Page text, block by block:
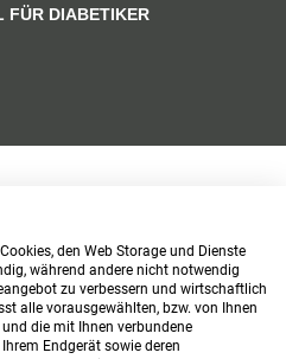
FÜR DIABETIKER
den Web Storage und Dienste
während andere nicht notwendig
zu verbessern und wirtschaftlich
alle vorausgewählten, bzw. von Ihnen
die mit Ihnen verbundene
Endgerät sowie deren